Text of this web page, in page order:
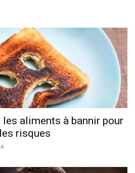
les aliments à bannir pour
risques